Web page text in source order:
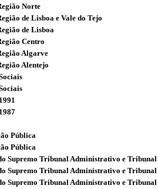
Norte
de Lisboa e Vale do Tejo
de Lisboa
Centro
Algarve
Alentejo
Pública
Pública
Supremo Tribunal Administrativo e
Supremo Tribunal Administrativo e
Supremo Tribunal Administrativo e